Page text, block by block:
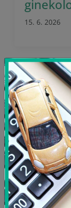
15. 6. 2026
🏃‍♂️